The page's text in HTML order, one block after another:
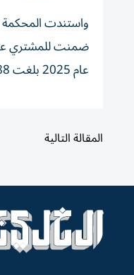
واستندت المحكمة
عام 2025 بلغت 5.88 مليون درهم، إضافة إلى 490 ألف درهم عن الأشهر الأربعة الأولى من عام 2026.
المقالة التالية